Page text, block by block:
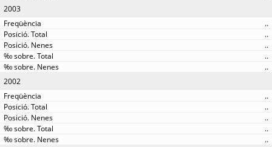
2003
..
..
..
..
..
2002
..
..
..
..
..